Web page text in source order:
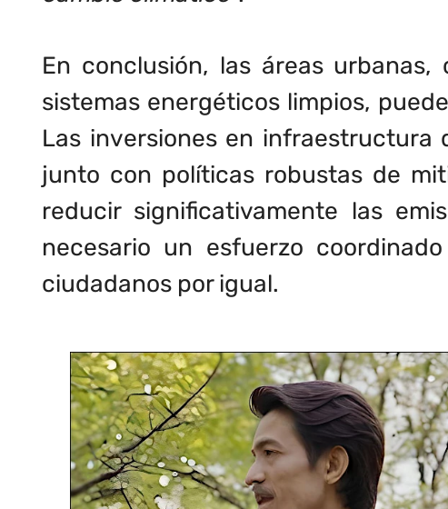
En conclusión, las áreas
sistemas energéticos limpios,
Las inversiones en
junto con políticas robustas de
reducir significativamente las
necesario un esfuerzo
ciudadanos por igual.